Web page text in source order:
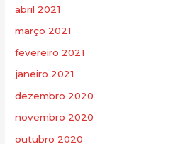
abril 2021
março 2021
fevereiro 2021
janeiro 2021
dezembro 2020
novembro 2020
outubro 2020